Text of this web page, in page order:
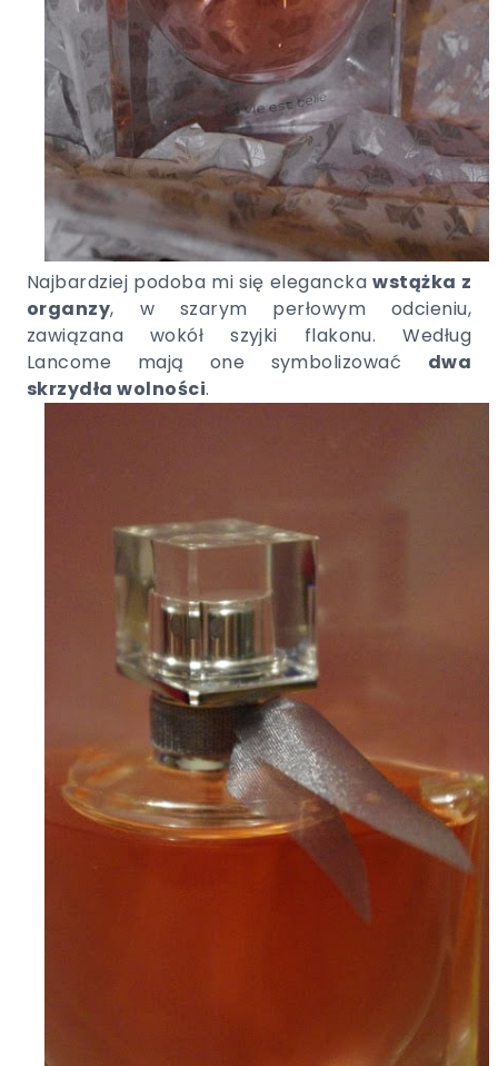
Najbardziej podoba mi się eleganckawstążka z
organzy, w szarym perłowym odcieniu,
zawiązana wokół szyjki flakonu. Według
Lancome mają one symbolizować dwa
skrzydła wolności.